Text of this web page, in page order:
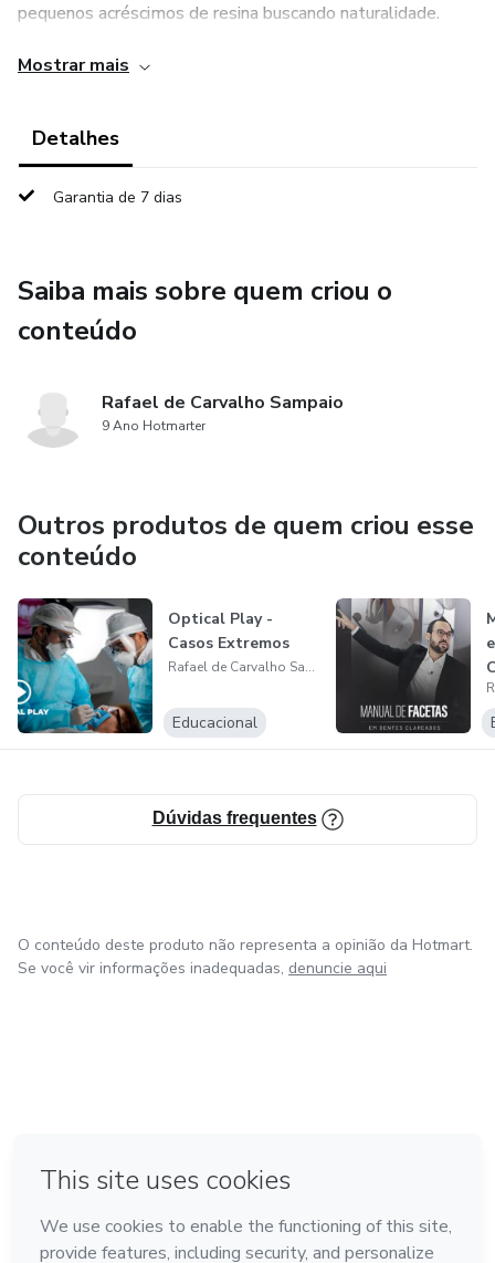
pequenos acréscimos de resina buscando naturalidade.
resinas para se conseguir um resultado transformador. Para
clareamento inicialmente, com o objetivo de ganhar
espessura dos materiais restauradores. Bom estudo!
Mostrar mais
Detalhes
Garantia de 7 dias
Saiba mais sobre quem criou o
conteúdo
Rafael de Carvalho Sampaio
9 Ano Hotmarter
Outros produtos de quem criou esse
conteúdo
Optical Play -
Casos Extremos
Rafael de Carvalho Sampaio
Educacional
Dúvidas frequentes
O conteúdo deste produto não representa a opinião da Hotmart.
Se você vir informações inadequadas, denuncie aqui
Feito com ❤ na Cidade do México